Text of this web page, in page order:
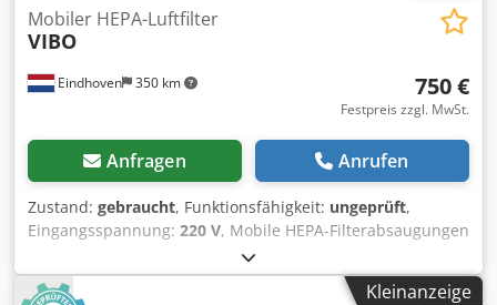
Eindhoven 350 km
Mobiler HEPA-Luftfilter
VIBO
750 €
Festpreis zzgl. MwSt.
Anfragen Anrufen
Zustand: gebraucht, Funktionsfähigkeit: ungeprüft,
Eingangsspannung: 220 V, Mobile HEPA-Filterabsaugungen
220 Volt, 50 Hz. Drehzahl regelbar in 5 Stufen Hersteller:
VIBO Außenmaße: 50 x 65 x 110 cm Djdpfx Ajx Dkd Eegtokr
Kleinanzeige